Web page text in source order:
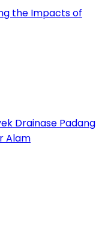
the Impacts of
Drainase Padang
Alam